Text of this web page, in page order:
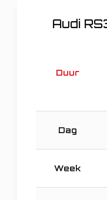
Audi
Duur
Dag
Week